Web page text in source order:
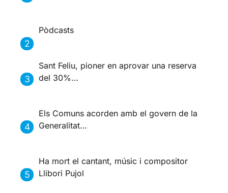
Pòdcasts
Sant Feliu, pioner en aprovar una reserva
del 30%…
Els Comuns acorden amb el govern de la
Generalitat…
Ha mort el cantant, músic i compositor
Llibori Pujol